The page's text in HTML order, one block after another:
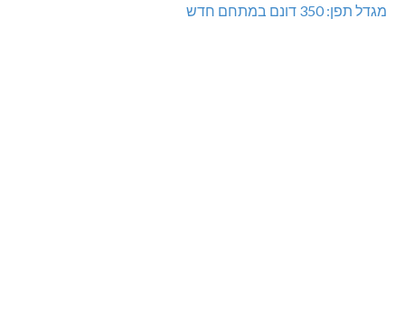
מגדל תפן: 350 דונם במתחם חדש